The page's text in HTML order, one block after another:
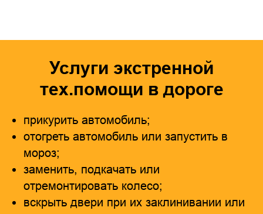
Услуги экстренной
тех.помощи в дороге
прикурить автомобиль;
отогреть автомобиль или запустить в
мороз;
заменить, подкачать или
отремонтировать колесо;
вскрыть двери при их заклинивании или